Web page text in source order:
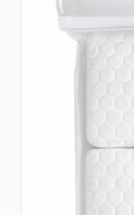
Onmisbaar
thuisgebruik.
waardoor je
op de nagel.